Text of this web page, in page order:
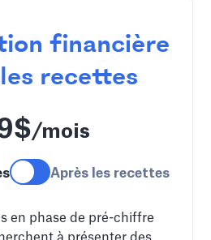
financière
recettes
/mois
Après les recettes
en phase de pré-chiffre
à présenter des